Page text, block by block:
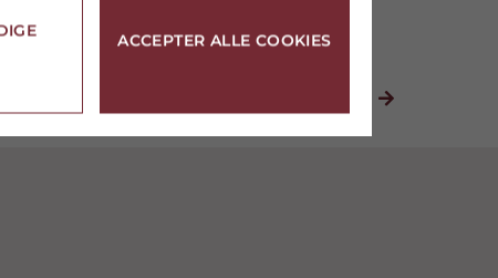

ACCEPTER ALLE COOKIES